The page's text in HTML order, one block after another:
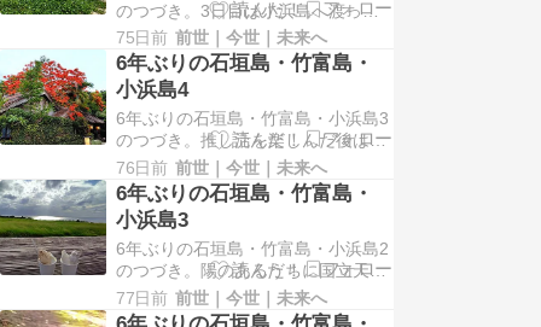
途中で、何やらうごめく物を発見！
道路に溜まった雨水を飲…
のつづき。3日目は小浜島へ渡っ
た。小浜島は2015年以来で、気付け
ば10年ぶりだったことに驚いた。前
回の小浜島旅行記はこちらからお読
みいただけます。今回は八重山観光
のフェリーと電動自転車レンタルの
セットプランを予約した。そのほう
がフェリーとレンタ…
75日前 前世｜今世｜未来へ
6年ぶりの石垣島・竹富島・
小浜島4
6年ぶりの石垣島・竹富島・小浜島3
のつづき。推し活を楽しんだ後は、
近くにある灯台を目指した。ここか
ら夕陽が沈む様子を眺めることが出
来る。この日は雲が多かったので、
絵に描いたような夕陽ではなかった
が、雲の隙間から射す陽が海面に反
射し、一味違う美しさを堪能するこ
とが出来た。灯台の裏手…
76日前 前世｜今世｜未来へ
6年ぶりの石垣島・竹富島・
小浜島3
6年ぶりの石垣島・竹富島・小浜島2
のつづき。陽のあるうちに国立天文
台の下見に行った道中に遭遇した雄
のクジャクは車が近付いても逃げる
77日前 前世｜今世｜未来へ